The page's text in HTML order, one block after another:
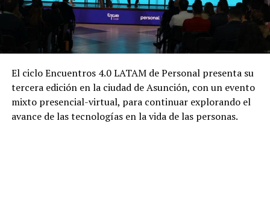
El ciclo Encuentros 4.0 LATAM de Personal presenta su
tercera edición en la ciudad de Asunción, con un evento
mixto presencial-virtual, para continuar explorando el
avance de las tecnologías en la vida de las personas.